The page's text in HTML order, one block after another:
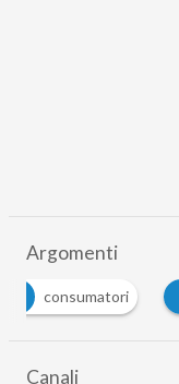
Argomenti
consumatori
Canali